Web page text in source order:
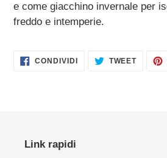
carrello
e come giacchino invernale per
freddo e intemperie.
CONDIVIDI CONDIVIDITWEETTWITTA
Link rapidi